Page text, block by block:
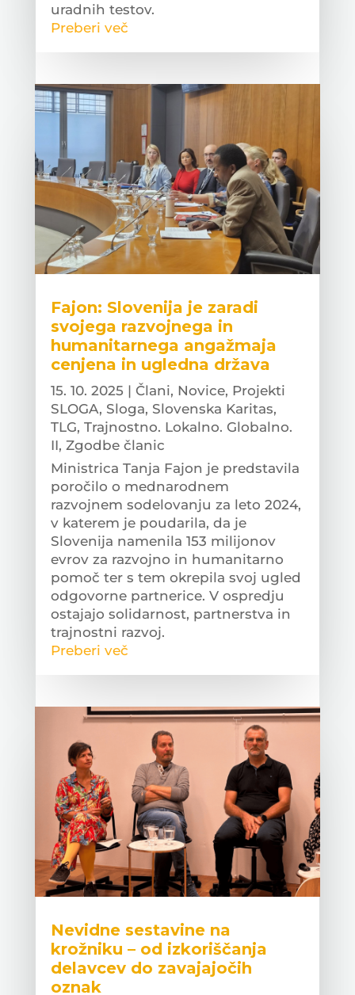
uradnih testov.
Preberi več
Fajon: Slovenija je zaradi
svojega razvojnega in
humanitarnega angažmaja
cenjena in ugledna država
15. 10. 2025 | Člani, Novice, Projekti
SLOGA, Sloga, Slovenska Karitas,
TLG, Trajnostno. Lokalno. Globalno.
II, Zgodbe članic
Ministrica Tanja Fajon je predstavila
poročilo o mednarodnem
razvojnem sodelovanju za leto 2024,
v katerem je poudarila, da je
Slovenija namenila 153 milijonov
evrov za razvojno in humanitarno
pomoč ter s tem okrepila svoj ugled
odgovorne partnerice. V ospredju
ostajajo solidarnost, partnerstva in
trajnostni razvoj.
Preberi več
Nevidne sestavine na
krožniku – od izkoriščanja
delavcev do zavajajočih
oznak